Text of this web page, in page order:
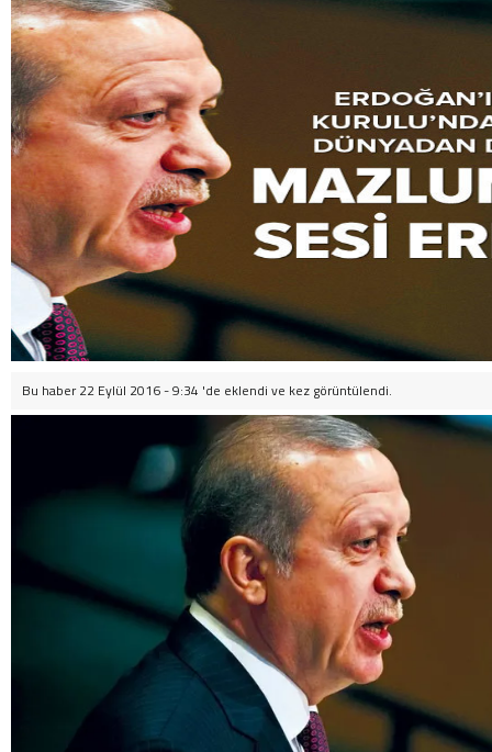
Bu haber 22 Eylül 2016 - 9:34 'de eklendi ve kez görüntülendi.